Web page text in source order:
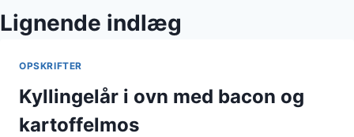
Lignende indlæg
OPSKRIFTER
Kyllingelår i ovn med bacon og
kartoffelmos